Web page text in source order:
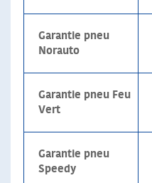
Garantie pneu
Norauto
Garantie pneu Feu
Vert
Garantie pneu
Speedy